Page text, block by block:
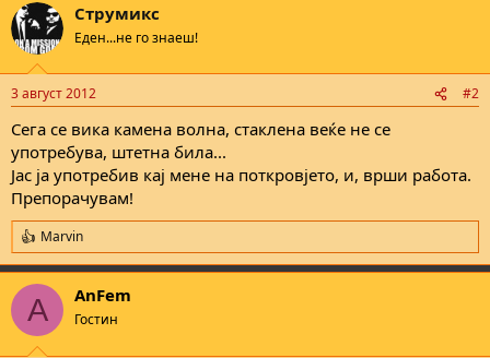
е
Струмикс
Еден...не го знаеш!
3 август 2012 #2
Сега се вика камена волна, стаклена веќе не се
употребува, штетна била...
Јас ја употребив кај мене на поткровјето, и, врши работа.
Препорачувам!
R
e
a
c
i
Marvin
A AnFem
Гостин